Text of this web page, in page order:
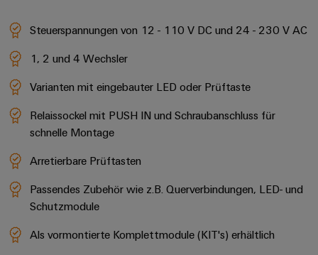
Steuerspannungen von 12 - 110 V DC und 24 - 230 V AC
1, 2 und 4 Wechsler
Varianten mit eingebauter LED oder Prüftaste
Relaissockel mit PUSH IN und Schraubanschluss für
schnelle Montage
Arretierbare Prüftasten
Passendes Zubehör wie z.B. Querverbindungen, LED- und
Schutzmodule
Als vormontierte Komplettmodule (KIT's) erhältlich